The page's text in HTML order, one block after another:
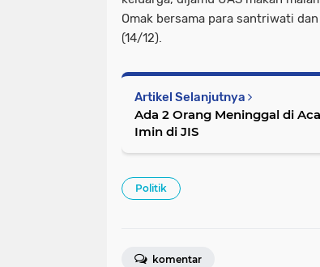
Omak bersama para santriwati
(14/12).
Artikel Selanjutnya
Ada 2 Orang Meninggal di
Imin di JIS
Politik
komentar